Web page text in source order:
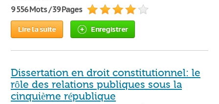
9 556 Mots / 39 Pages
Lire la suite Enregistrer
Dissertation en droit constitutionnel: le
rôle des relations publiques sous la
cinquième république